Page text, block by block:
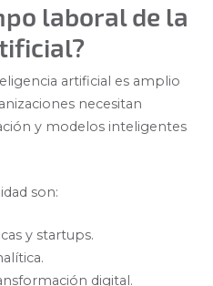
laboral de la
artificial es amplio
necesitan
y modelos inteligentes
son:
y startups.
digital.